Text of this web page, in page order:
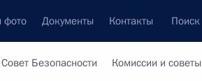
фото Документы Контакты Поиск
Совет Безопасности Комиссии и советы